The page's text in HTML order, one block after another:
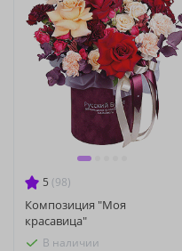
5 (98)
Композиция "Моя
красавица"
В наличии